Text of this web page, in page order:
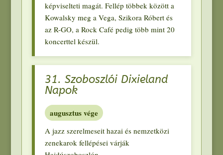
képviselteti magát. Fellép többek között a
Kowalsky meg a Vega, Szikora Róbert és
az R-GO, a Rock Café pedig több mint20
koncerttel készül.
31. Szoboszlói Dixieland
Napok
augusztus vége
A jazz szerelmeseit hazai és nemzetközi
zenekarok fellépései várják